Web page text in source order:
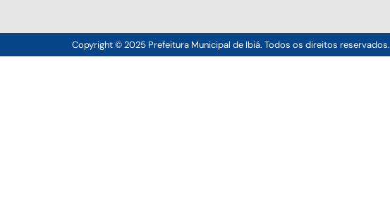
Copyright © 2025 Prefeitura Municipal de Ibiá. Todos os direitos reservados.